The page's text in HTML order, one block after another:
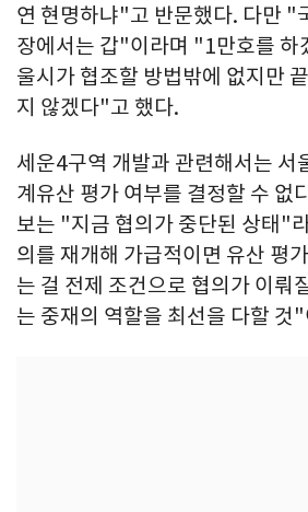
연 현명하냐"고 반문했다. 다만 "
장에서는 갑"이라며 "1만호를 하
울시가 협조할 방법밖에 없지만
지 않겠다"고 했다.
세운4구역 개발과 관련해서는 서
계유산 평가 여부를 결정할 수 없
보는 "지금 협의가 중단된 상태"
의를 재개해 가급적이면 유산 평
는 걸 전제 조건으로 협의가 이뤄
는 중재의 역할을 최선을 다할 것